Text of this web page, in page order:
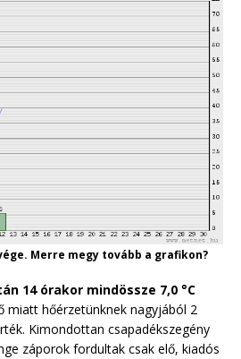
Merre megy tovább a grafikon?
14 órakor mindössze 7,0 °C
miatt hőérzetünknek nagyjából 2
Kimondottan csapadékszegény
záporok fordultak csak elő, kiadós